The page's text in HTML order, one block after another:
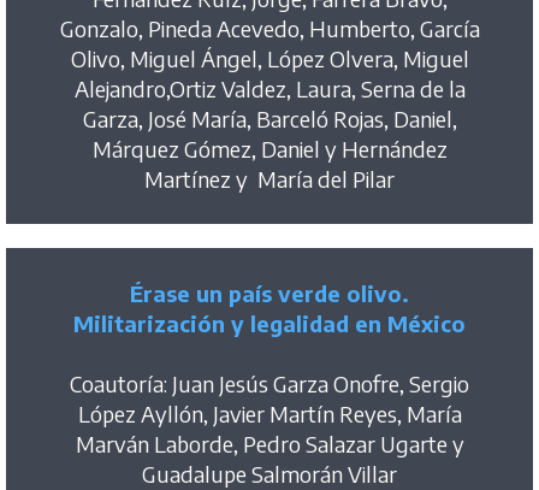
Gonzalo, Pineda Acevedo, Humberto, García
Olivo, Miguel Ángel, López Olvera, Miguel
Alejandro,Ortiz Valdez, Laura, Serna de la
Garza, José María, Barceló Rojas, Daniel,
Márquez Gómez, Daniel y Hernández
Martínez y María del Pilar
Érase un país verde olivo.
Militarización y legalidad en México
Coautoría: Juan Jesús Garza Onofre, Sergio
López Ayllón, Javier Martín Reyes, María
Marván Laborde, Pedro Salazar Ugarte y
Guadalupe Salmorán Villar